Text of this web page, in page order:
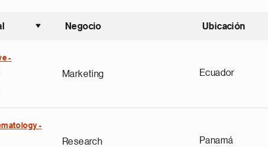
Ordenar ascendente
Negocio Ubicación
-
Marketing Ecuador
-
Research Panamá